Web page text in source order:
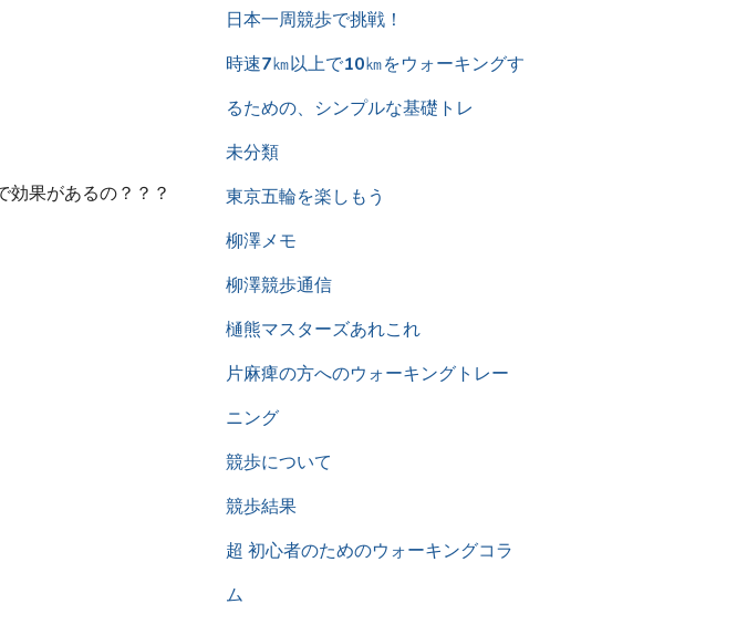
果があるの？？？
日本一周競歩で挑戦！
時速7㎞以上で10㎞をウォーキングす
るための、シンプルな基礎トレ
未分類
東京五輪を楽しもう
柳澤メモ
柳澤競歩通信
樋熊マスターズあれこれ
片麻痺の方へのウォーキングトレー
ニング
競歩について
競歩結果
超 初心者のためのウォーキングコラ
ム